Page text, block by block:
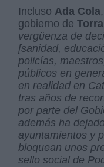
Incluso Ada Cola
gobierno de
vergüenza de
[sanidad,
policías,
públicos en
en realidad en
tras años de
por parte del
además ha
ayuntamientos y
bloquean unos
sello social de